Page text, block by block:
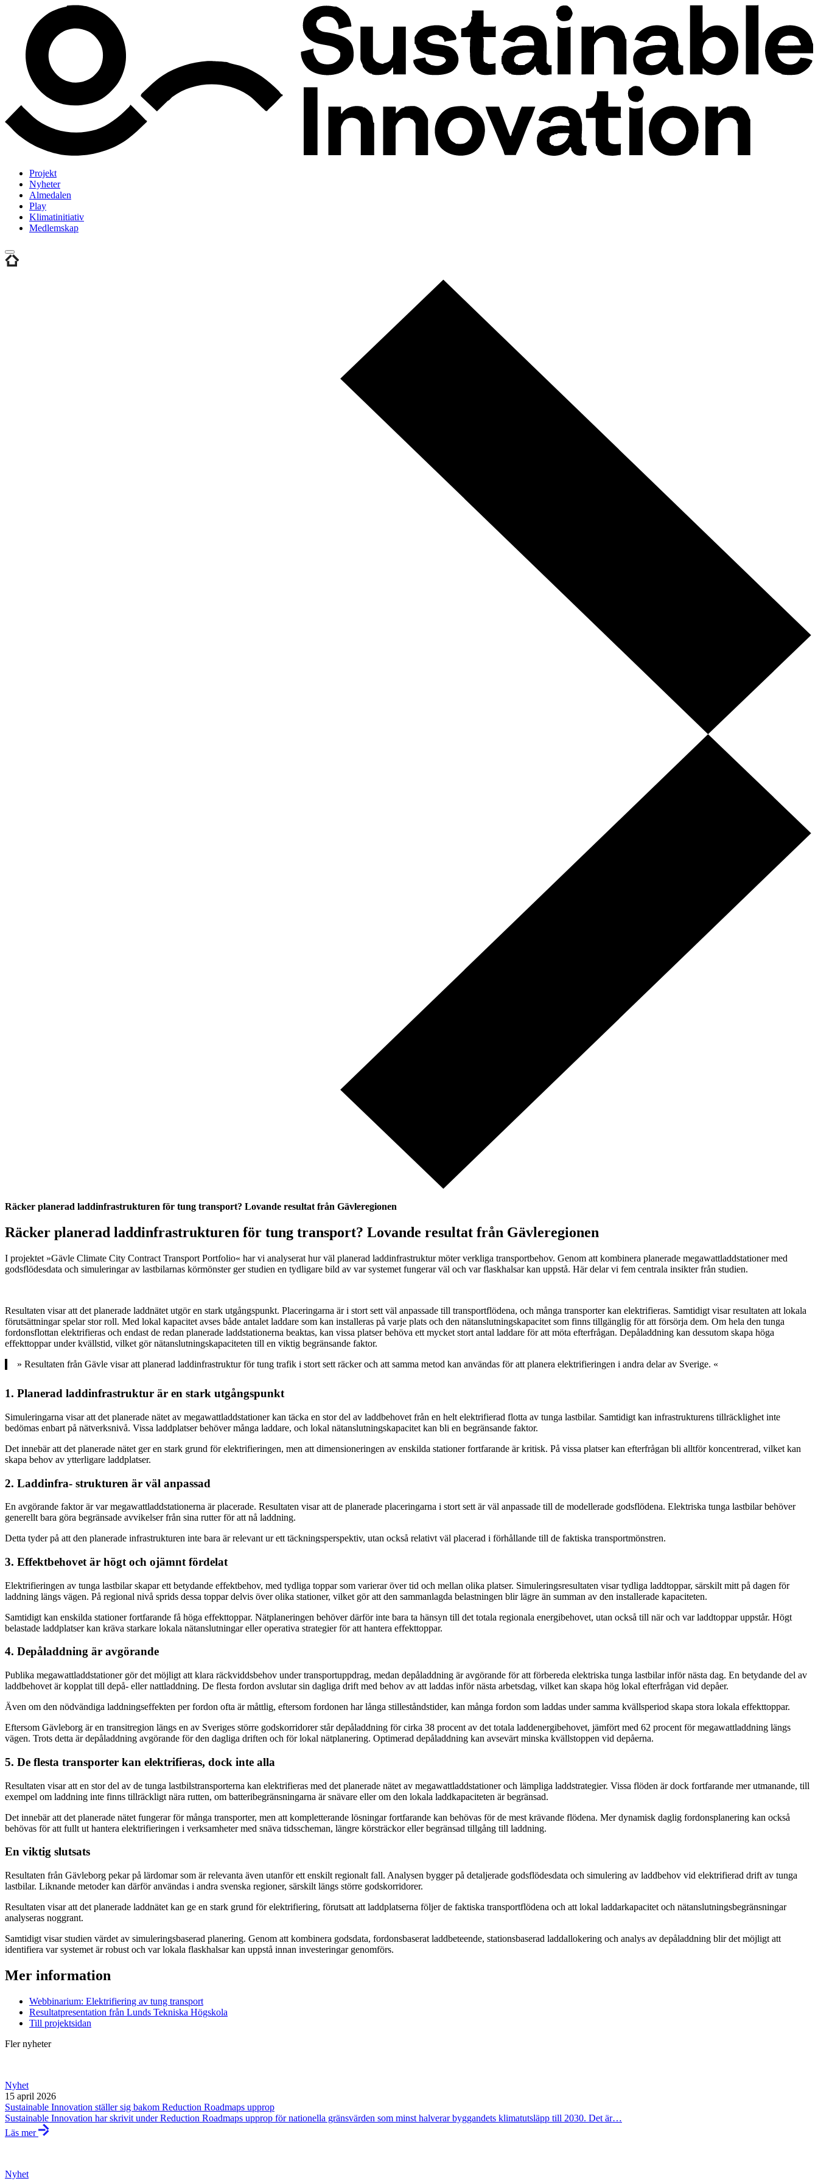
Projekt
Nyheter
Almedalen
Play
Klimatinitiativ
Medlemskap
Räcker planerad laddinfrastrukturen för tung transport? Lovande resultat från Gävleregionen
Räcker planerad laddinfrastrukturen för tung transport? Lovande resultat från Gävleregionen
I projektet »Gävle Climate City Contract Transport Portfolio« har vi analyserat hur väl planerad laddinfrastruktur möter verkliga transportbehov. Genom att kombinera planerade megawattladdstationer med
godsflödesdata och simuleringar av lastbilarnas körmönster ger studien en tydligare bild av var systemet fungerar väl och var flaskhalsar kan uppstå. Här delar vi fem centrala insikter från studien.
Resultaten visar att det planerade laddnätet utgör en stark utgångspunkt. Placeringarna är i stort sett väl anpassade till transportflödena, och många transporter kan elektrifieras. Samtidigt visar resultaten att lokala
förutsättningar spelar stor roll. Med lokal kapacitet avses både antalet laddare som kan installeras på varje plats och den nätanslutningskapacitet som finns tillgänglig för att försörja dem. Om hela den tunga
fordonsflottan elektrifieras och endast de redan planerade laddstationerna beaktas, kan vissa platser behöva ett mycket stort antal laddare för att möta efterfrågan. Depåladdning kan dessutom skapa höga
effekttoppar under kvällstid, vilket gör nätanslutningskapaciteten till en viktig begränsande faktor.
» Resultaten från Gävle visar att planerad laddinfrastruktur för tung trafik i stort sett räcker och att samma metod kan användas för att planera elektrifieringen i andra delar av Sverige. «
1. Planerad laddinfrastruktur är en stark utgångspunkt
Simuleringarna visar att det planerade nätet av megawattladdstationer kan täcka en stor del av laddbehovet från en helt elektrifierad flotta av tunga lastbilar. Samtidigt kan infrastrukturens tillräcklighet inte
bedömas enbart på nätverksnivå. Vissa laddplatser behöver många laddare, och lokal nätanslutningskapacitet kan bli en begränsande faktor.
Det innebär att det planerade nätet ger en stark grund för elektrifieringen, men att dimensioneringen av enskilda stationer fortfarande är kritisk. På vissa platser kan efterfrågan bli alltför koncentrerad, vilket kan
skapa behov av ytterligare laddplatser.
2. Laddinfra- strukturen är väl anpassad
En avgörande faktor är var megawattladdstationerna är placerade. Resultaten visar att de planerade placeringarna i stort sett är väl anpassade till de modellerade godsflödena. Elektriska tunga lastbilar behöver
generellt bara göra begränsade avvikelser från sina rutter för att nå laddning.
Detta tyder på att den planerade infrastrukturen inte bara är relevant ur ett täckningsperspektiv, utan också relativt väl placerad i förhållande till de faktiska transportmönstren.
3. Effektbehovet är högt och ojämnt fördelat
Elektrifieringen av tunga lastbilar skapar ett betydande effektbehov, med tydliga toppar som varierar över tid och mellan olika platser. Simuleringsresultaten visar tydliga laddtoppar, särskilt mitt på dagen för
laddning längs vägen. På regional nivå sprids dessa toppar delvis över olika stationer, vilket gör att den sammanlagda belastningen blir lägre än summan av den installerade kapaciteten.
Samtidigt kan enskilda stationer fortfarande få höga effekttoppar. Nätplaneringen behöver därför inte bara ta hänsyn till det totala regionala energibehovet, utan också till när och var laddtoppar uppstår. Högt
belastade laddplatser kan kräva starkare lokala nätanslutningar eller operativa strategier för att hantera effekttoppar.
4. Depåladdning är avgörande
Publika megawattladdstationer gör det möjligt att klara räckviddsbehov under transportuppdrag, medan depåladdning är avgörande för att förbereda elektriska tunga lastbilar inför nästa dag. En betydande del av
laddbehovet är kopplat till depå- eller nattladdning. De flesta fordon avslutar sin dagliga drift med behov av att laddas inför nästa arbetsdag, vilket kan skapa hög lokal efterfrågan vid depåer.
Även om den nödvändiga laddningseffekten per fordon ofta är måttlig, eftersom fordonen har långa stilleståndstider, kan många fordon som laddas under samma kvällsperiod skapa stora lokala effekttoppar.
Eftersom Gävleborg är en transitregion längs en av Sveriges större godskorridorer står depåladdning för cirka 38 procent av det totala laddenergibehovet, jämfört med 62 procent för megawattladdning längs
vägen. Trots detta är depåladdning avgörande för den dagliga driften och för lokal nätplanering. Optimerad depåladdning kan avsevärt minska kvällstoppen vid depåerna.
5. De flesta transporter kan elektrifieras, dock inte alla
Resultaten visar att en stor del av de tunga lastbilstransporterna kan elektrifieras med det planerade nätet av megawattladdstationer och lämpliga laddstrategier. Vissa flöden är dock fortfarande mer utmanande, till
exempel om laddning inte finns tillräckligt nära rutten, om batteribegränsningarna är snävare eller om den lokala laddkapaciteten är begränsad.
Det innebär att det planerade nätet fungerar för många transporter, men att kompletterande lösningar fortfarande kan behövas för de mest krävande flödena. Mer dynamisk daglig fordonsplanering kan också
behövas för att fullt ut hantera elektrifieringen i verksamheter med snäva tidsscheman, längre körsträckor eller begränsad tillgång till laddning.
En viktig slutsats
Resultaten från Gävleborg pekar på lärdomar som är relevanta även utanför ett enskilt regionalt fall. Analysen bygger på detaljerade godsflödesdata och simulering av laddbehov vid elektrifierad drift av tunga
lastbilar. Liknande metoder kan därför användas i andra svenska regioner, särskilt längs större godskorridorer.
Resultaten visar att det planerade laddnätet kan ge en stark grund för elektrifiering, förutsatt att laddplatserna följer de faktiska transportflödena och att lokal laddarkapacitet och nätanslutningsbegränsningar
analyseras noggrant.
Samtidigt visar studien värdet av simuleringsbaserad planering. Genom att kombinera godsdata, fordonsbaserat laddbeteende, stationsbaserad laddallokering och analys av depåladdning blir det möjligt att
identifiera var systemet är robust och var lokala flaskhalsar kan uppstå innan investeringar genomförs.
Mer information
Webbinarium: Elektrifiering av tung transport
Resultatpresentation från Lunds Tekniska Högskola
Till projektsidan
Fler nyheter
Nyhet
15 april 2026
Sustainable Innovation ställer sig bakom Reduction Roadmaps upprop
Sustainable Innovation har skrivit under Reduction Roadmaps upprop för nationella gränsvärden som minst halverar byggandets klimatutsläpp till 2030. Det är…
Läs mer
Nyhet